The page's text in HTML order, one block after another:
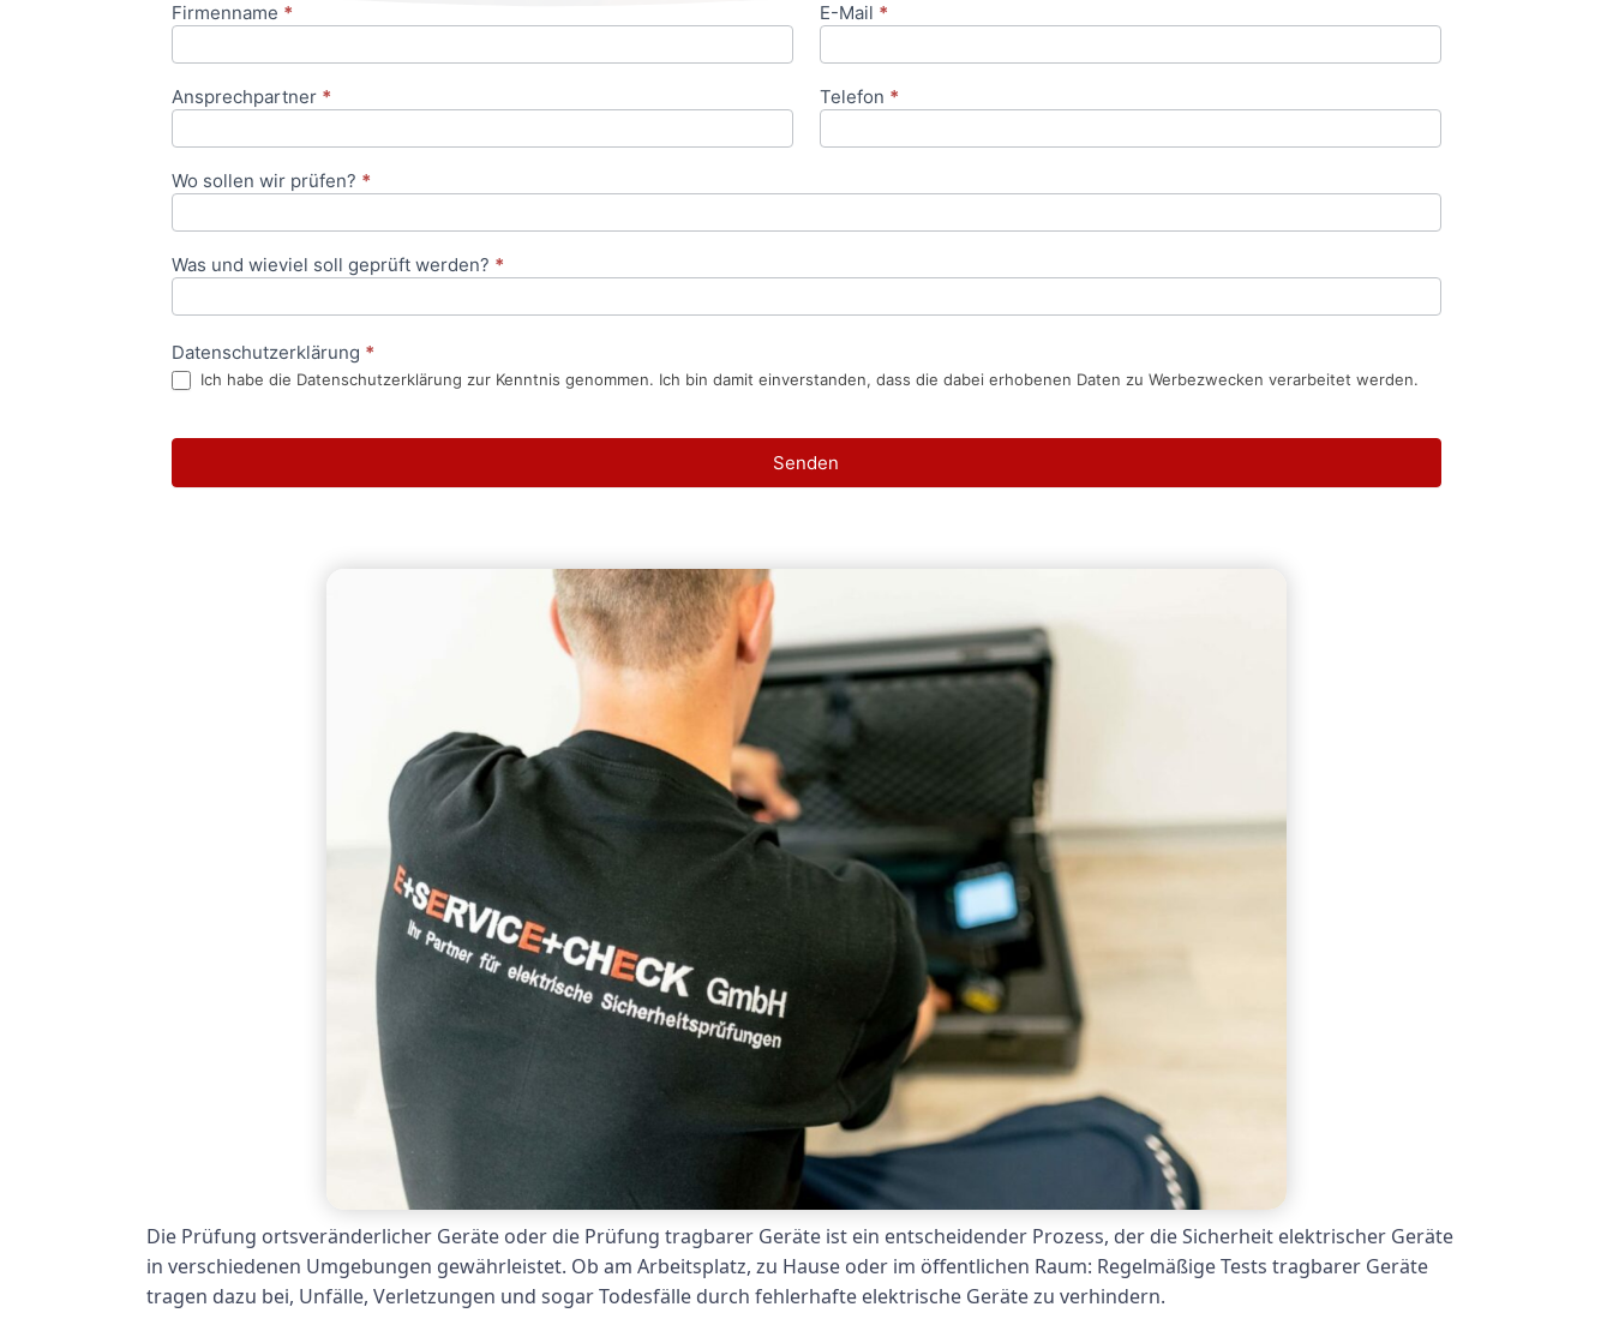
Anfrageformular
Firmenname * E-Mail *
Ansprechpartner * Telefon *
Wo sollen wir prüfen? *
Was und wieviel soll geprüft werden? *
Datenschutzerklärung *
Ich habe die Datenschutzerklärung zur Kenntnis genommen. Ich bin damit einverstanden, dass die dabei erhobenen Daten zu Werbezwecken verarbeitet werden.
Senden
Die Prüfung ortsveränderlicher Geräte oder die Prüfung tragbarer Geräte ist ein entscheidender Prozess, der die Sicherheit elektrischer Geräte
in verschiedenen Umgebungen gewährleistet. Ob am Arbeitsplatz, zu Hause oder im öffentlichen Raum: Regelmäßige Tests tragbarer Geräte
tragen dazu bei, Unfälle, Verletzungen und sogar Todesfälle durch fehlerhafte elektrische Geräte zu verhindern.